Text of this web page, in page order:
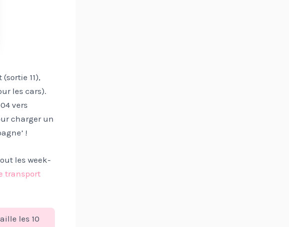
11),
les cars).
vers
charger un
!
les week-
transport
les 10